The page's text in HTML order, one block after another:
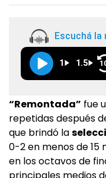
Escuchá
1 1.5
“Remontada” fue
repetidas después
que brindó la
0-2 en menos de 15
en los octavos de